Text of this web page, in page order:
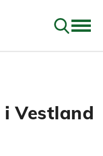
Søk
Vestland